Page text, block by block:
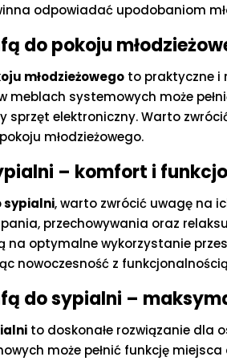
odpowiadać upodobaniom
do pokoju
młodzieżowego to praktyczne i
meblach systemowych może
sprzęt elektroniczny. Warto
młodzieżowego.
– komfort i
sypialni, warto zwrócić uwagę na
przechowywania oraz
na optymalne wykorzystanie
nowoczesność z
do sypialni –
to doskonałe rozwiązanie dla
może pełnić funkcję